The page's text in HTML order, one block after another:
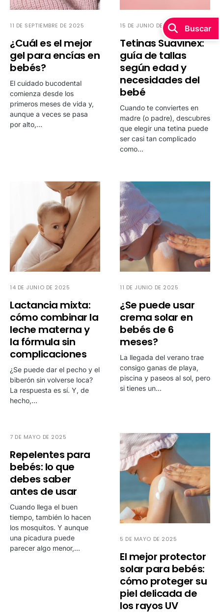
11 DE SEPTIEMBRE DE 2025
¿Cuál es el mejor
gel para encías en
bebés?
El cuidado bucodental
comienza desde los
primeros meses de vida y,
aunque a veces se pasa
por alto,…
15 DE JUNIO DE 2025
Tetinas Suavinex:
guía de tallas
según edad y
necesidades del
bebé
Cuando te conviertes en
madre (o padre), descubres
que elegir una tetina puede
ser casi tan complicado
como…
14 DE JUNIO DE 2025
Lactancia mixta:
cómo combinar la
leche materna y
la fórmula sin
complicaciones
¿Se puede dar el pecho y el
biberón sin volverse loca?
La respuesta es sí. Y, de
hecho,…
11 DE JUNIO DE 2025
¿Se puede usar
crema solar en
bebés de 6
meses?
La llegada del verano trae
consigo ganas de playa,
piscina y paseos al sol, pero
si tienes un…
7 DE MAYO DE 2025
Repelentes para
bebés: lo que
debes saber
antes de usar
Cuando llega el buen
tiempo, también lo hacen
los mosquitos. Y aunque
una picadura puede
parecer algo menor,…
5 DE MAYO DE 2025
El mejor protector
solar para bebés:
cómo proteger su
piel delicada de
los rayos UV
Buscar